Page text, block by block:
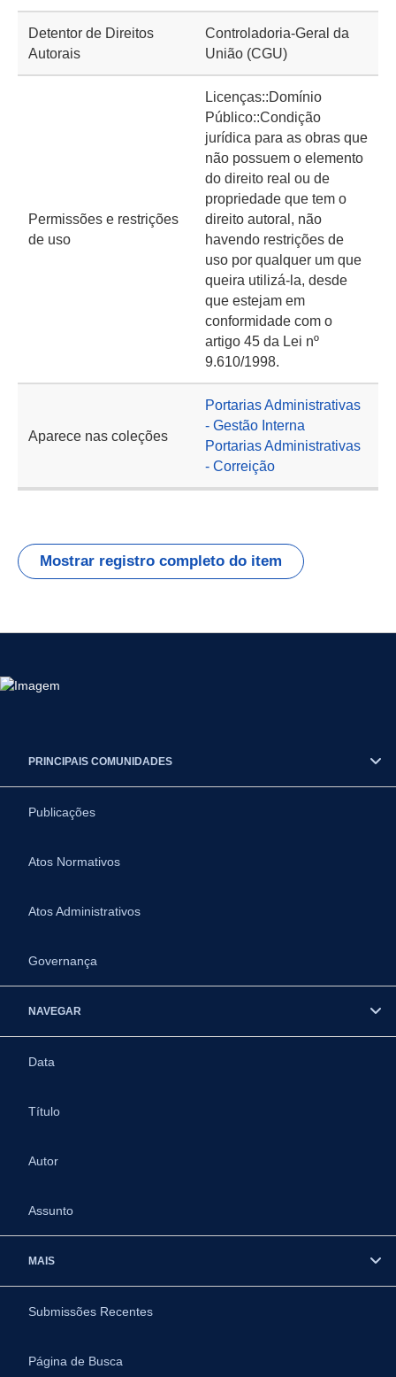
Detentor de Direitos
Autorais
Controladoria-Geral da
União (CGU)
Permissões e restrições
de uso
Licenças::Domínio
Público::Condição
jurídica para as obras que
não possuem o elemento
do direito real ou de
propriedade que tem o
direito autoral, não
havendo restrições de
uso por qualquer um que
queira utilizá-la, desde
que estejam em
conformidade com o
artigo 45 da Lei nº
9.610/1998.
Aparece nas coleções
Portarias Administrativas
- Gestão Interna
Portarias Administrativas
- Correição
Mostrar registro completo do item
PRINCIPAIS COMUNIDADES
Publicações
Atos Normativos
Atos Administrativos
Governança
NAVEGAR
Data
Título
Autor
Assunto
MAIS
Submissões Recentes
Página de Busca